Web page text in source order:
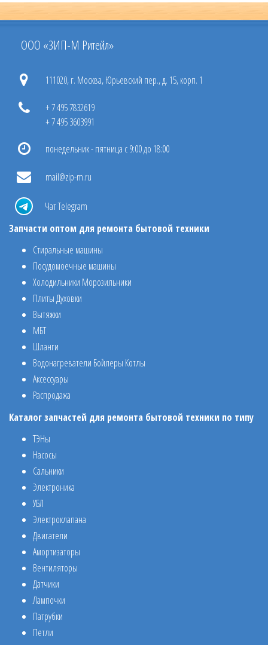
ООО «ЗИП-М Ритейл»
111020, г. Москва, Юрьевский пер., д. 15, корп. 1
+ 7 495 7832619
+ 7 495 3603991
понедельник - пятница с 9:00 до 18:00
mail@zip-m.ru
Чат Telegram
Запчасти оптом для ремонта бытовой техники
Стиральные машины
Посудомоечные машины
Холодильники Морозильники
Плиты Духовки
Вытяжки
МБТ
Шланги
Водонагреватели Бойлеры Котлы
Аксессуары
Распродажа
Каталог запчастей для ремонта бытовой техники по типу
ТЭНы
Насосы
Сальники
Электроника
УБЛ
Электроклапана
Двигатели
Амортизаторы
Вентиляторы
Датчики
Лампочки
Патрубки
Петли